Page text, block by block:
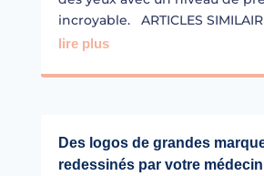
incroyable. ARTICLES
lire plus
Des logos de grandes
redessinés par votre médecin